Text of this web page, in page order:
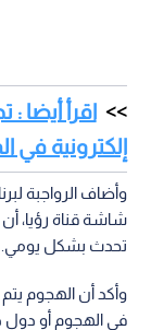
اقرأ أيضا
إلكترونية
وأضاف الرواجبة
شاشة قناة رؤيا،
تحدث بشكل يومي.
وأكد أن الهجوم
في الهجوم أو